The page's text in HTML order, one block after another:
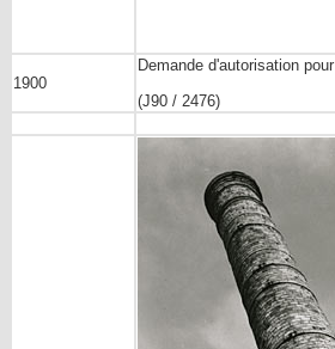
1900
Demande d'autorisation pour
(J90 / 2476)